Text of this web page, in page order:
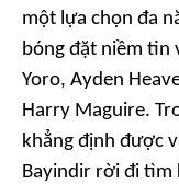
một lựa chọn đa
bóng đặt niềm tin
Yoro, Ayden
Harry Maguire.
khẳng định được
Bayindir rời đi tìm